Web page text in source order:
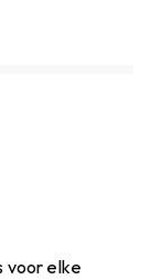
voor elke